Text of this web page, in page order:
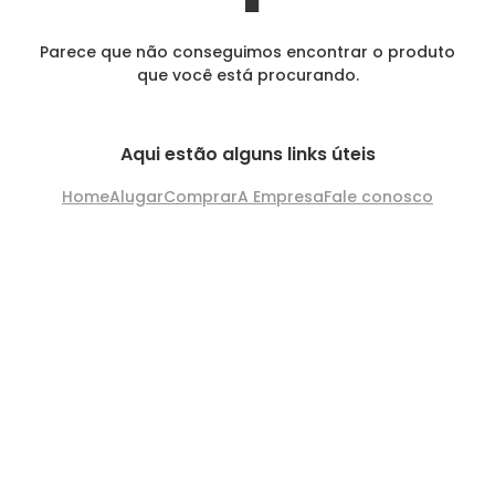
Parece que não conseguimos encontrar o produto
que você está procurando.
Aqui estão alguns links úteis
HomeAlugarComprarA EmpresaFale conosco